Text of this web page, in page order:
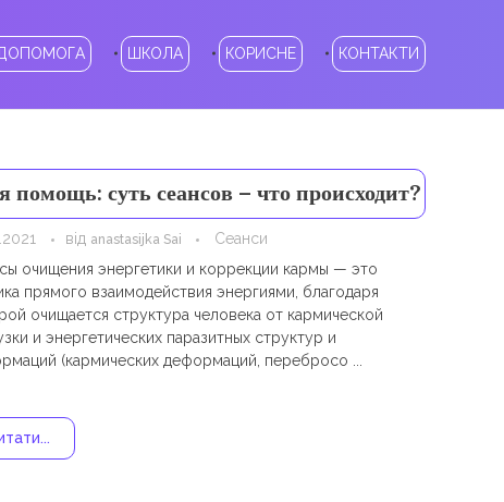
ШКОЛА КОРИСНЕ КОНТАКТИ
помощь: суть сеансов – что происходит?
від anastasijka Sai
Сеанси
очищения энергетики и коррекции кармы — это
прямого взаимодействия энергиями, благодаря
очищается структура человека от кармической
и энергетических паразитных структур и
(кармических деформаций, перебросо ...